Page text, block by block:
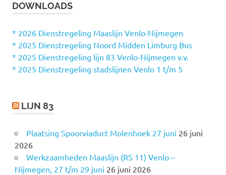
e
n
a
a
r
DOWNLOADS
* 2026 Dienstregeling Maaslijn Venlo-Nijmegen
* 2025 Dienstregeling Noord Midden Limburg Bus
* 2025 Dienstregeling lijn 83 Venlo-Nijmegen v.v.
* 2025 Dienstregeling stadslijnen Venlo 1 t/m 5
LIJN 83
Plaatsing Spoorviaduct Molenhoek 27 juni 26 juni
2026
Werkzaamheden Maaslijn (RS 11) Venlo –
Nijmegen, 27 t/m 29 juni 26 juni 2026